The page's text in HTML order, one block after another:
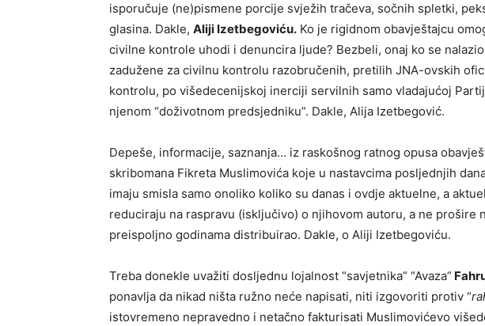
isporučuje (ne)pismene porcije svježih tračeva, sočnih spletki,
glasina. Dakle, Aliji Izetbegoviću. Ko je rigidnom obavještajcu
civilne kontrole uhodi i denuncira ljude? Bezbeli, onaj ko se
zadužene za civilnu kontrolu razobručenih, pretilih JNA-ovskih
kontrolu, po višedecenijskoj inerciji servilnih samo vladajućoj
njenom “doživotnom predsjedniku”. Dakle, Alija Izetbegović.
Depeše, informacije, saznanja… iz raskošnog ratnog opusa
skribomana Fikreta Muslimovića koje u nastavcima posljednjih
imaju smisla samo onoliko koliko su danas i ovdje aktuelne, a
reduciraju na raspravu (isključivo) o njihovom autoru, a ne prošire
preispoljno godinama distribuirao. Dakle, o Aliji Izetbegoviću.
Treba donekle uvažiti dosljednu lojalnost “savjetnika” “Avaza”
ponavlja da nikad ništa ružno neće napisati, niti izgovoriti protiv “
istovremeno nepravedno i netačno fakturisati Muslimovićevo